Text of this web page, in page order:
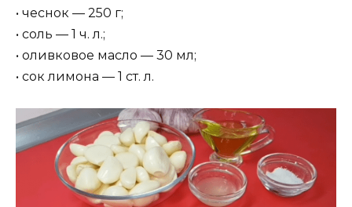
• чеснок — 250 г;
• соль — 1 ч. л.;
• оливковое масло — 30 мл;
• сок лимона — 1 ст. л.